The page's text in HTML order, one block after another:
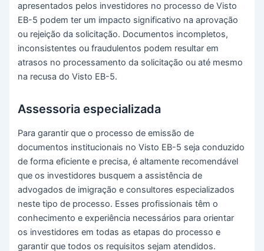
apresentados pelos investidores no processo de Visto
EB-5 podem ter um impacto significativo na aprovação
ou rejeição da solicitação. Documentos incompletos,
inconsistentes ou fraudulentos podem resultar em
atrasos no processamento da solicitação ou até mesmo
na recusa do Visto EB-5.
Assessoria especializada
Para garantir que o processo de emissão de
documentos institucionais no Visto EB-5 seja conduzido
de forma eficiente e precisa, é altamente recomendável
que os investidores busquem a assistência de
advogados de imigração e consultores especializados
neste tipo de processo. Esses profissionais têm o
conhecimento e experiência necessários para orientar
os investidores em todas as etapas do processo e
garantir que todos os requisitos sejam atendidos.